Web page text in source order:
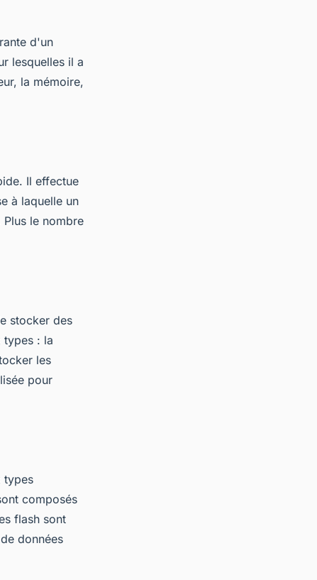
d'un
lesquelles il a
la mémoire,
Il effectue
à laquelle un
le nombre
stocker des
types : la
les
pour
types
composés
flash sont
données